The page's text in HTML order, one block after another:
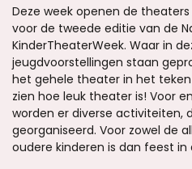
Deze week openen de
voor de tweede editie van de
KinderTheaterWeek. Waar in
jeugdvoorstellingen staan
het gehele theater in het
zien hoe leuk theater is! Voor
worden er diverse activiteiten,
georganiseerd. Voor zowel de
oudere kinderen is dan feest